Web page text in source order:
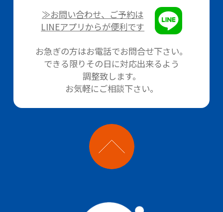
≫お問い合わせ、ご予約は
LINEアプリからが便利です
お急ぎの方はお電話でお問合せ下さい。
できる限りその日に対応出来るよう
調整致します。
お気軽にご相談下さい。